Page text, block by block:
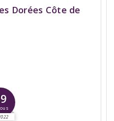
Dorées Côte de